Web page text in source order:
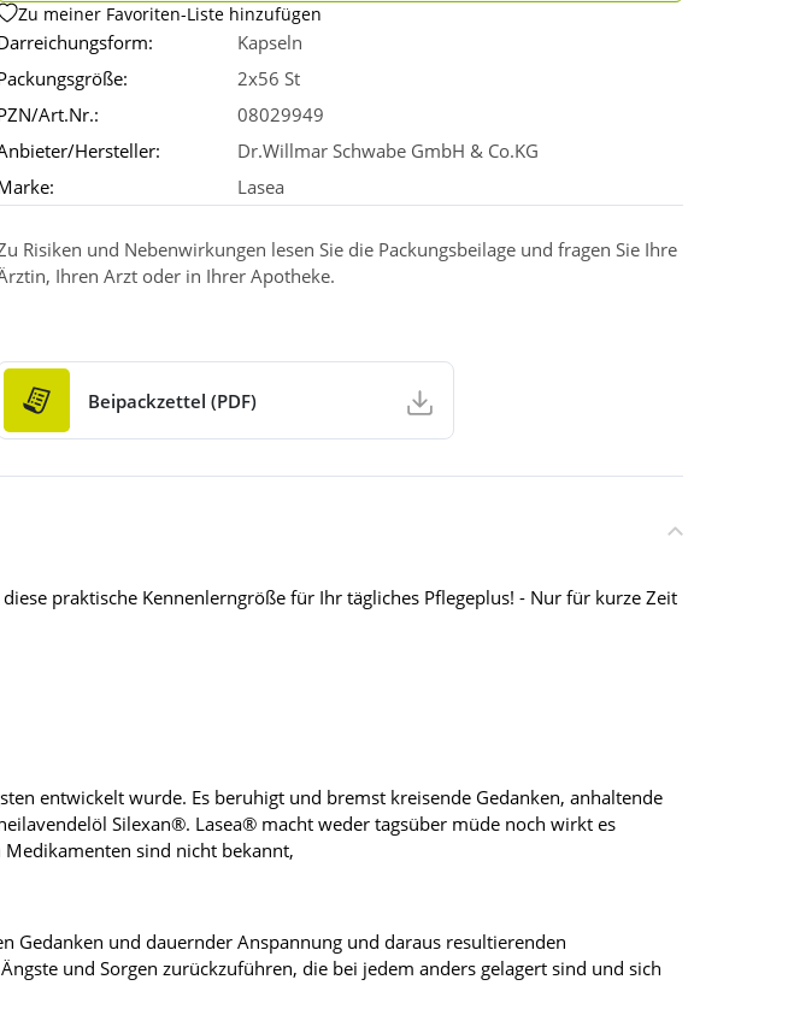
Zu meiner Favoriten-Liste hinzufügen
Kapseln
2x56 St
Art.Nr.:
08029949
Hersteller:
Dr.Willmar Schwabe GmbH & Co.KG
Lasea
Risiken und Nebenwirkungen lesen Sie die Packungsbeilage und fragen Sie Ihre
Ihren Arzt oder in Ihrer Apotheke.
Beipackzettel (PDF)
diese praktische Kennenlerngröße für Ihr tägliches Pflegeplus! - Nur für kurze Zeit
entwickelt wurde. Es beruhigt und bremst kreisende Gedanken, anhaltende
Silexan®. Lasea® macht weder tagsüber müde noch wirkt es
sind nicht bekannt,
Gedanken und dauernder Anspannung und daraus resultierenden
und Sorgen zurückzuführen, die bei jedem anders gelagert sind und sich